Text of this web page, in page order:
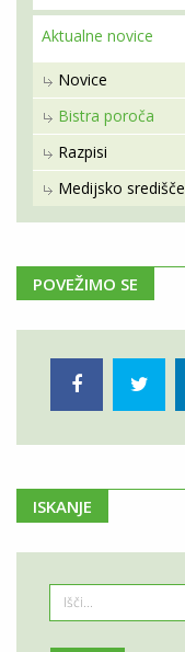
Aktualne novice
Novice
Bistra poroča
Razpisi
Medijsko središče
POVEŽIMO SE
ISKANJE